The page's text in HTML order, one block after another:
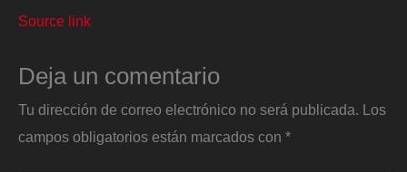
Source link
Deja un comentario
Tu dirección de correo electrónico no será publicada.
Los
campos obligatorios están marcados con *